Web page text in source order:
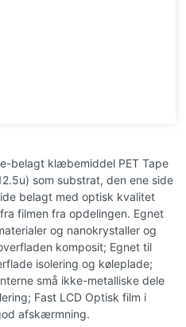
belagt klæbemiddel PET Tape
som substrat, den ene side
belagt med optisk kvalitet
filmen fra opdelingen. Egnet
og nanokrystaller og
komposit; Egnet til
isolering og køleplade;
små ikke-metalliske dele
Fast LCD Optisk film i
afskærmning.